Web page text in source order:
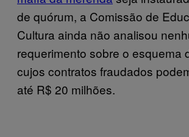
de quórum, a Comissão de
Cultura ainda não analisou
requerimento sobre o esquema
cujos contratos fraudados
até R$ 20 milhões.